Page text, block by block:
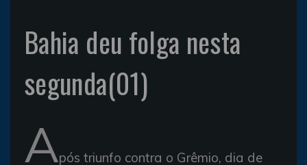
Bahia deu folga nesta
segunda(01)
Após triunfo contra o Grêmio, dia de